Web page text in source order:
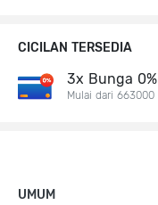
UMUM
CICILAN TERSEDIA
3x Bunga 0%
Mulai dari 663000